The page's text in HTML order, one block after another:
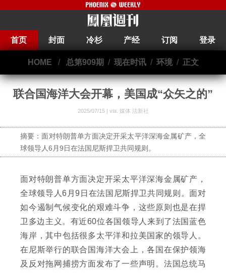
首页 封面 冷杉 产经 订阅 登录
HOME / 总第909期 / 现在时讯/ 环境/ 正文
联合国海洋大会开幕，美国成“众矢之的”
2025/07/15 | via. 媒体 法新社
摘要：面对特朗普单方面决定开采太平洋深海金属矿产，全
球领导人6月9日在法国尼斯捍卫共同规则。
面对特朗普单方面决定开采太平洋深海金属矿产，
全球领导人6月9日在法国尼斯捍卫共同规则。面对
如今遏制气候变化的艰难斗争，这些原则也是在捍
卫多边主义。有近60位各国领导人来到了法国蓝色
海岸，其中包括很多太平洋和拉美国家的领导人。
在尼斯举行的联合国海洋大会上，各国在保护领海
及反对拖网捕捞方面发布了一些声明。法国总统马